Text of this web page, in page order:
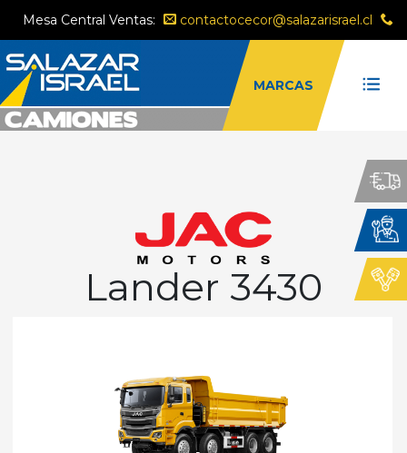
Mesa Central Ventas: contactocecor@salazarisrael.cl
MARCAS
Lander 3430